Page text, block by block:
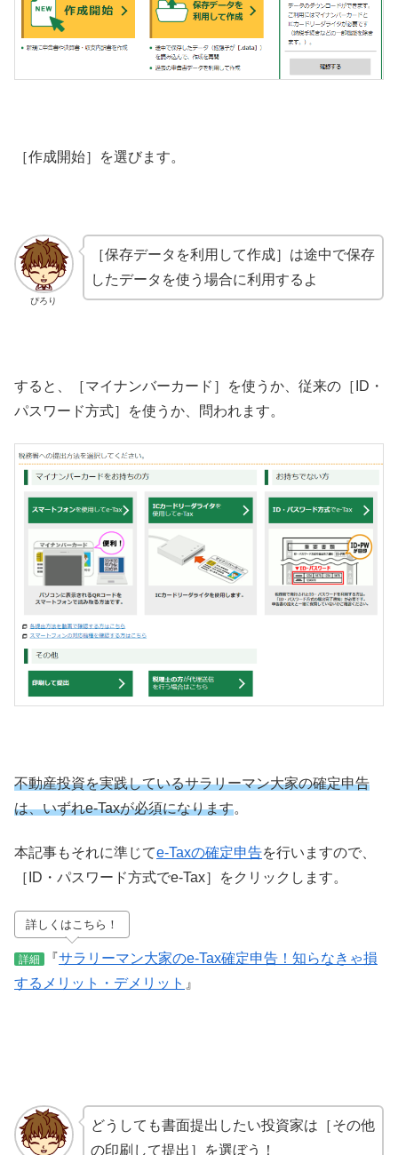
［作成開始］を選びます。
ぴろり
［保存データを利用して作成］は途中で保存
したデータを使う場合に利用するよ
すると、［マイナンバーカード］を使うか、従来の［ID・
パスワード方式］を使うか、問われます。
不動産投資を実践しているサラリーマン大家の確定申告
は、いずれe-Taxが必須になります。
本記事もそれに準じてe-Taxの確定申告を行いますので、
［ID・パスワード方式でe-Tax］をクリックします。
詳しくはこちら！
詳細 『サラリーマン大家のe-Tax確定申告！知らなきゃ損
するメリット・デメリット 』
どうしても書面提出したい投資家は［その他
の印刷して提出］を選ぼう！